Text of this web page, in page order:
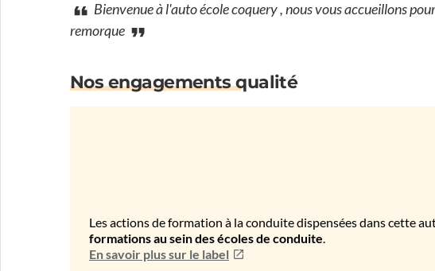
Bienvenue à l'auto école coquery , nous vous accueillons
remorque
Nos engagements qualité
Les actions de formation à la conduite dispensées dans cette
formations au sein des écoles de conduite.
En savoir plus sur le label